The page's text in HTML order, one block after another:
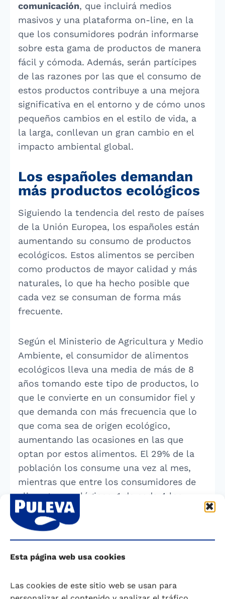
Esta página web usa cookies
Las cookies de este sitio web se usan para
comunicación, que incluirá medios
masivos y una plataforma on-line, en la
que los consumidores podrán informarse
sobre esta gama de productos de manera
fácil y cómoda. Además, serán partícipes
de las razones por las que el consumo de
estos productos contribuye a una mejora
significativa en el entorno y de cómo unos
pequeños cambios en el estilo de vida, a
la larga, conllevan un gran cambio en el
impacto ambiental global.
Los españoles demandan
más productos ecológicos
Siguiendo la tendencia del resto de países
de la Unión Europea, los españoles están
aumentando su consumo de productos
ecológicos. Estos alimentos se perciben
como productos de mayor calidad y más
naturales, lo que ha hecho posible que
cada vez se consuman de forma más
frecuente.
Según el Ministerio de Agricultura y Medio
Ambiente, el consumidor de alimentos
ecológicos lleva una media de más de 8
años tomando este tipo de productos, lo
que le convierte en un consumidor fiel y
que demanda con más frecuencia que lo
que coma sea de origen ecológico,
aumentando las ocasiones en las que
optan por estos alimentos. El 29% de la
población los consume una vez al mes,
mientras que entre los consumidores de
alimentos ecológicos, 1 de cada 4 los
toma a diario.
Para los próximos años se espera un
aumento de los consumidores que
20%. Aunque el precio es superior, los
españoles están dispuesto a pagar más